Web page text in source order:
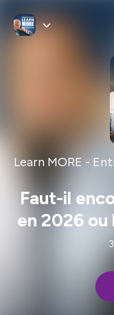
Learn MORE -
Faut-il
en 2026